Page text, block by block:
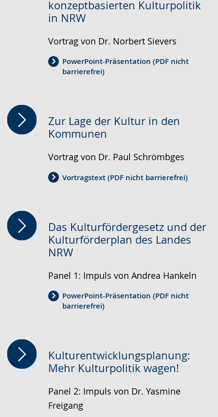
konzeptbasierten Kulturpolitik
in NRW
Vortrag von Dr. Norbert Sievers
PowerPoint-Präsentation (PDF nicht
barrierefrei)
Zur Lage der Kultur in den
Kommunen
Vortrag von Dr. Paul Schrömbges
Vortragstext (PDF nicht barrierefrei)
Das Kulturfördergesetz und der
Kulturförderplan des Landes
NRW
Panel 1: Impuls von Andrea Hankeln
PowerPoint-Präsentation (PDF nicht
barrierefrei)
Kulturentwicklungsplanung:
Mehr Kulturpolitik wagen!
Panel 2: Impuls von Dr. Yasmine
Freigang